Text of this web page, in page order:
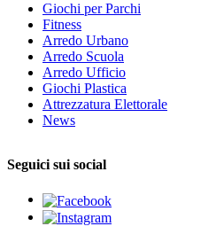
Giochi per Parchi
Fitness
Arredo Urbano
Arredo Scuola
Arredo Ufficio
Giochi Plastica
Attrezzatura Elettorale
News
Seguici sui social